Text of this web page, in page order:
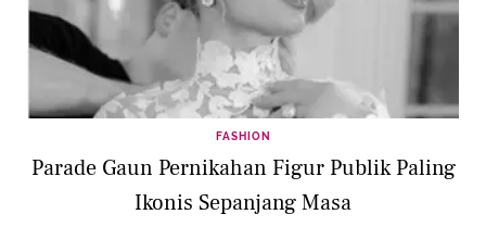
FASHION
Parade Gaun Pernikahan Figur Publik Paling
Ikonis Sepanjang Masa